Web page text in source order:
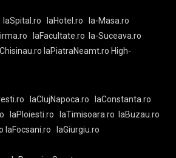
laSpital.ro laHotel.ro
la-Masa.ro
laFacultate.ro
la-Suceava.ro
laPiatraNeamt.ro High-
laClujNapoca.ro
laConstanta.ro
laPloiesti.ro laTimisoara.ro
laBuzau.ro
laFocsani.ro
laGiurgiu.ro